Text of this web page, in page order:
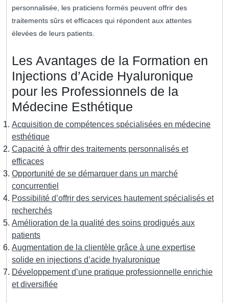
personnalisée, les praticiens formés peuvent offrir des
traitements sûrs et efficaces qui répondent aux attentes
élevées de leurs patients.
Les Avantages de la Formation en
Injections d’Acide Hyaluronique
pour les Professionnels de la
Médecine Esthétique
Acquisition de compétences spécialisées en médecine
esthétique
Capacité à offrir des traitements personnalisés et
efficaces
Opportunité de se démarquer dans un marché
concurrentiel
Possibilité d’offrir des services hautement spécialisés et
recherchés
Amélioration de la qualité des soins prodigués aux
patients
Augmentation de la clientèle grâce à une expertise
solide en injections d’acide hyaluronique
Développement d’une pratique professionnelle enrichie
et diversifiée